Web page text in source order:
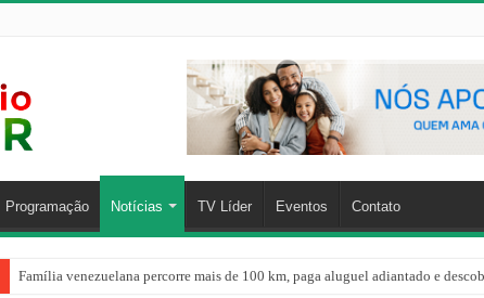
Programação Notícias TV Líder Eventos Contato
Família venezuelana percorre mais de 100 km, paga aluguel adiantado e